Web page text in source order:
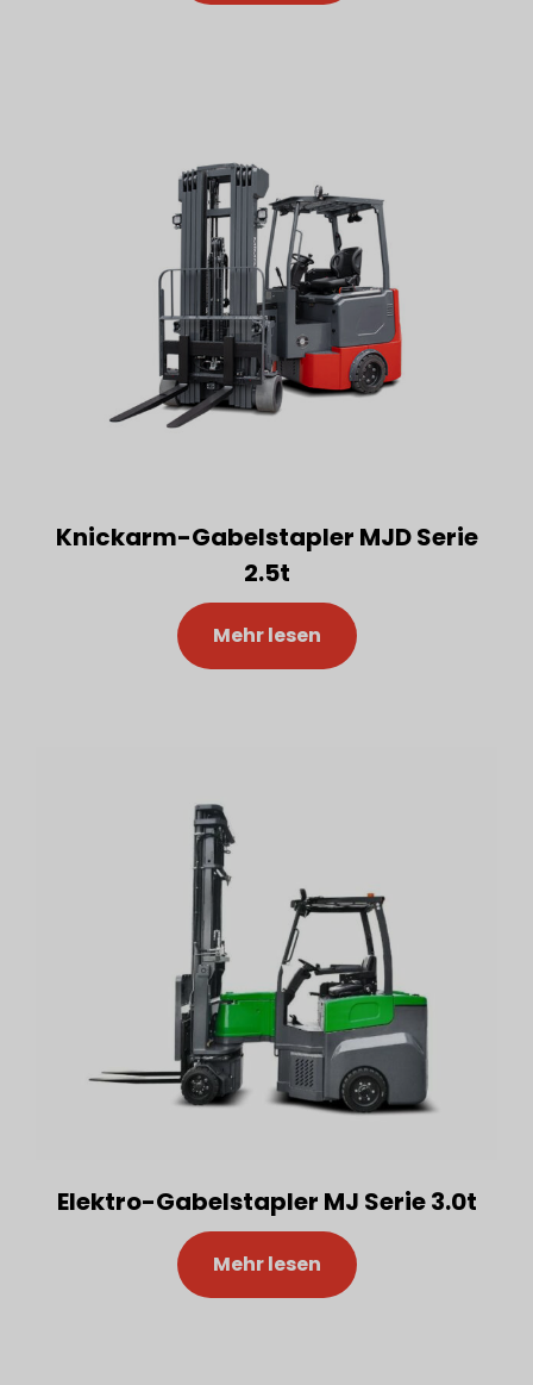
Knickarm-Gabelstapler MJD Serie
2.5t
Mehr lesen
Elektro-Gabelstapler MJ Serie 3.0t
Mehr lesen